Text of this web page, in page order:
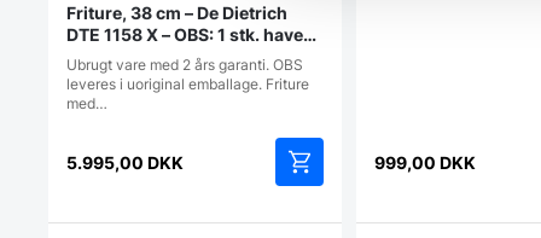
Friture, 38 cm – De Dietrich
DTE 1158 X – OBS: 1 stk. haves
til denne pris
Ubrugt vare med 2 års garanti. OBS
leveres i uoriginal emballage. Friture
med…
5.995,00 DKK 999,00DKK